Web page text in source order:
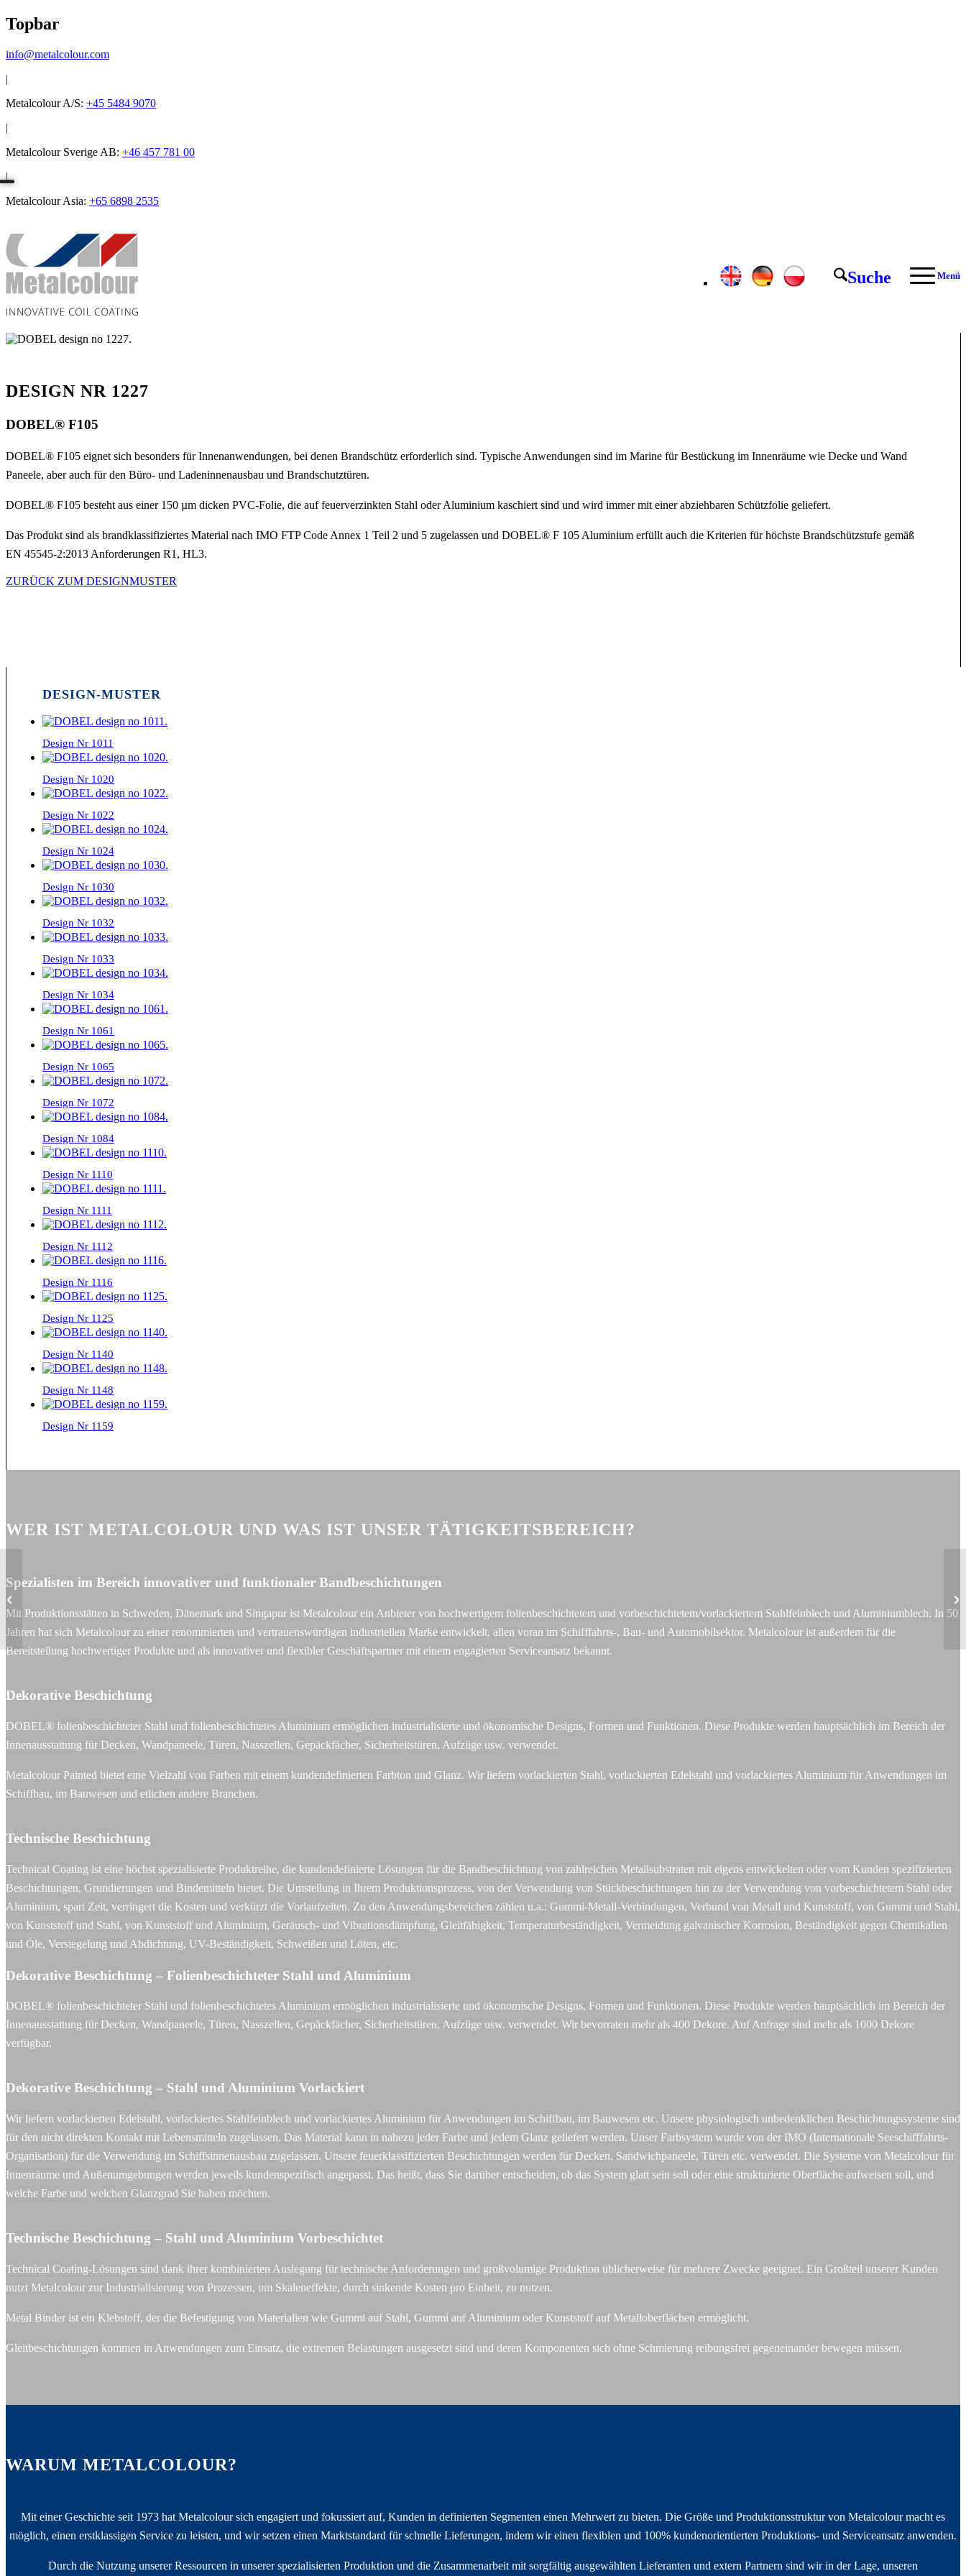
Topbar
info@metalcolour.com
|
Metalcolour A/S: +45 5484 9070
|
Metalcolour Sverige AB: +46 457 781 00
|
Metalcolour Asia: +65 6898 2535
Suche Menü
DESIGN NR 1227
DOBEL® F105
DOBEL® F105 eignet sich besonders für Innenanwendungen, bei denen Brandschütz erforderlich sind. Typische Anwendungen sind im Marine für Bestückung im Innenräume wie Decke und Wand
Paneele, aber auch für den Büro- und Ladeninnenausbau und Brandschutztüren.
DOBEL® F105 besteht aus einer 150 µm dicken PVC-Folie, die auf feuerverzinkten Stahl oder Aluminium kaschiert sind und wird immer mit einer abziehbaren Schützfolie geliefert.
Das Produkt sind als brandklassifiziertes Material nach IMO FTP Code Annex 1 Teil 2 und 5 zugelassen und DOBEL® F 105 Aluminium erfüllt auch die Kriterien für höchste Brandschützstufe gemäß
EN 45545-2:2013 Anforderungen R1, HL3.
ZURÜCK ZUM DESIGNMUSTER
DESIGN-MUSTER
Design Nr 1011
Design Nr 1020
Design Nr 1022
Design Nr 1024
Design Nr 1030
Design Nr 1032
Design Nr 1033
Design Nr 1034
Design Nr 1061
Design Nr 1065
Design Nr 1072
Design Nr 1084
Design Nr 1110
Design Nr 1111
Design Nr 1112
Design Nr 1116
Design Nr 1125
Design Nr 1140
Design Nr 1148
Design Nr 1159
WER IST METALCOLOUR UND WAS IST UNSER TÄTIGKEITSBEREICH?
Spezialisten im Bereich innovativer und funktionaler Bandbeschichtungen
Mit Produktionsstätten in Schweden, Dänemark und Singapur ist Metalcolour ein Anbieter von hochwertigem folienbeschichtetem und vorbeschichtetem/vorlackiertem Stahlfeinblech und Aluminiumblech. In 50
Jahren hat sich Metalcolour zu einer renommierten und vertrauenswürdigen industriellen Marke entwickelt, allen voran im Schifffahrts-, Bau- und Automobilsektor. Metalcolour ist außerdem für die
Bereitstellung hochwertiger Produkte und als innovativer und flexibler Geschäftspartner mit einem engagierten Serviceansatz bekannt.
Dekorative Beschichtung
DOBEL® folienbeschichteter Stahl und folienbeschichtetes Aluminium ermöglichen industrialisierte und ökonomische Designs, Formen und Funktionen. Diese Produkte werden hauptsächlich im Bereich der
Innenausstattung für Decken, Wandpaneele, Türen, Nasszellen, Gepäckfächer, Sicherheitstüren, Aufzüge usw. verwendet.
Metalcolour Painted bietet eine Vielzahl von Farben mit einem kundendefinierten Farbton und Glanz. Wir liefern vorlackierten Stahl, vorlackierten Edelstahl und vorlackiertes Aluminium für Anwendungen im
Schiffbau, im Bauwesen und etlichen andere Branchen.
Technische Beschichtung
Technical Coating ist eine höchst spezialisierte Produktreihe, die kundendefinierte Lösungen für die Bandbeschichtung von zahlreichen Metallsubstraten mit eigens entwickelten oder vom Kunden spezifizierten
Beschichtungen, Grundierungen und Bindemitteln bietet. Die Umstellung in Ihrem Produktionsprozess, von der Verwendung von Stückbeschichtungen hin zu der Verwendung von vorbeschichtetem Stahl oder
Aluminium, spart Zeit, verringert die Kosten und verkürzt die Vorlaufzeiten. Zu den Anwendungsbereichen zählen u.a.: Gummi-Metall-Verbindungen, Verbund von Metall und Kunststoff, von Gummi und Stahl,
von Kunststoff und Stahl, von Kunststoff und Aluminium, Geräusch- und Vibrationsdämpfung, Gleitfähigkeit, Temperaturbeständigkeit, Vermeidung galvanischer Korrosion, Beständigkeit gegen Chemikalien
und Öle, Versiegelung und Abdichtung, UV-Beständigkeit, Schweißen und Löten, etc.
Dekorative Beschichtung – Folienbeschichteter Stahl und Aluminium
DOBEL® folienbeschichteter Stahl und folienbeschichtetes Aluminium ermöglichen industrialisierte und ökonomische Designs, Formen und Funktionen. Diese Produkte werden hauptsächlich im Bereich der
Innenausstattung für Decken, Wandpaneele, Türen, Nasszellen, Gepäckfächer, Sicherheitstüren, Aufzüge usw. verwendet. Wir bevorraten mehr als 400 Dekore. Auf Anfrage sind mehr als 1000 Dekore
verfügbar.
Dekorative Beschichtung – Stahl und Aluminium Vorlackiert
Wir liefern vorlackierten Edelstahl, vorlackiertes Stahlfeinblech und vorlackiertes Aluminium für Anwendungen im Schiffbau, im Bauwesen etc. Unsere physiologisch unbedenklichen Beschichtungssysteme sind
für den nicht direkten Kontakt mit Lebensmitteln zugelassen. Das Material kann in nahezu jeder Farbe und jedem Glanz geliefert werden. Unser Farbsystem wurde von der IMO (Internationale Seeschifffahrts-
Organisation) für die Verwendung im Schiffsinnenausbau zugelassen. Unsere feuerklassifizierten Beschichtungen werden für Decken, Sandwichpaneele, Türen etc. verwendet. Die Systeme von Metalcolour für
Innenräume und Außenumgebungen werden jeweils kundenspezifisch angepasst. Das heißt, dass Sie darüber entscheiden, ob das System glatt sein soll oder eine strukturierte Oberfläche aufweisen soll, und
welche Farbe und welchen Glanzgrad Sie haben möchten.
Technische Beschichtung – Stahl und Aluminium Vorbeschichtet
Technical Coating-Lösungen sind dank ihrer kombinierten Auslegung für technische Anforderungen und großvolumige Produktion üblicherweise für mehrere Zwecke geeignet. Ein Großteil unserer Kunden
nutzt Metalcolour zur Industrialisierung von Prozessen, um Skaleneffekte, durch sinkende Kosten pro Einheit, zu nutzen.
Metal Binder ist ein Klebstoff, der die Befestigung von Materialien wie Gummi auf Stahl, Gummi auf Aluminium oder Kunststoff auf Metalloberflächen ermöglicht.
Gleitbeschichtungen kommen in Anwendungen zum Einsatz, die extremen Belastungen ausgesetzt sind und deren Komponenten sich ohne Schmierung reibungsfrei gegeneinander bewegen müssen.
WARUM METALCOLOUR?
Mit einer Geschichte seit 1973 hat Metalcolour sich engagiert und fokussiert auf, Kunden in definierten Segmenten einen Mehrwert zu bieten. Die Größe und Produktionsstruktur von Metalcolour macht es
möglich, einen erstklassigen Service zu leisten, und wir setzen einen Marktstandard für schnelle Lieferungen, indem wir einen flexiblen und 100% kundenorientierten Produktions- und Serviceansatz anwenden.
Durch die Nutzung unserer Ressourcen in unserer spezialisierten Produktion und die Zusammenarbeit mit sorgfältig ausgewählten Lieferanten und extern Partnern sind wir in der Lage, unseren
Design Nr 1235